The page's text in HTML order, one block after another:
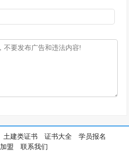
土建类证书 证书大全
学员报名
盟
联系我们